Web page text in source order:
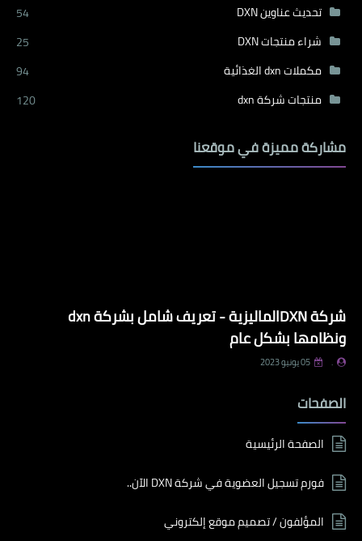
تحديث عناوين DXN
54
شراء منتجات DXN
25
مكملات dxn الغذائية
94
منتجات شركة dxn
120
مشاركة مميزة في موقعنا
شركة DXNالماليزية - تعريف شامل بشركة dxn
ونظامها بشكل عام
. 05 يونيو 2023
الصفحات
الصفحة الرئيسية
فورم تسجيل العضوية في شركة DXN الآن..
المؤلفون / تصميم موقع إلكتروني